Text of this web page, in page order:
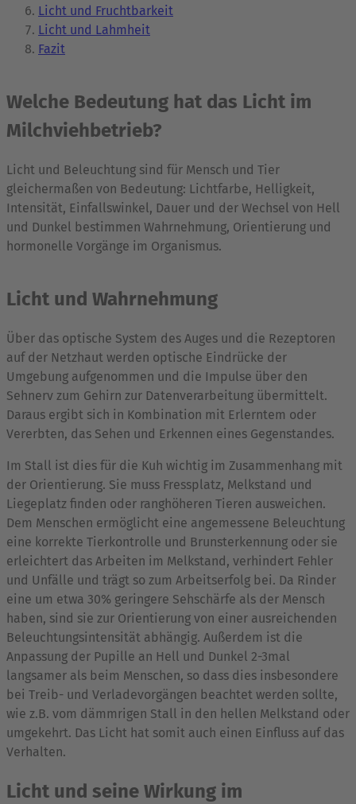
Licht und Fruchtbarkeit
Licht und Lahmheit
Fazit
Welche Bedeutung hat das Licht im
Milchviehbetrieb?
Licht und Beleuchtung sind für Mensch und Tier
gleichermaßen von Bedeutung: Lichtfarbe, Helligkeit,
Intensität, Einfallswinkel, Dauer und der Wechsel von Hell
und Dunkel bestimmen Wahrnehmung, Orientierung und
hormonelle Vorgänge im Organismus.
Licht und Wahrnehmung
Über das optische System des Auges und die Rezeptoren
auf der Netzhaut werden optische Eindrücke der
Umgebung aufgenommen und die Impulse über den
Sehnerv zum Gehirn zur Datenverarbeitung übermittelt.
Daraus ergibt sich in Kombination mit Erlerntem oder
Vererbten, das Sehen und Erkennen eines Gegenstandes.
Im Stall ist dies für die Kuh wichtig im Zusammenhang mit
der Orientierung. Sie muss Fressplatz, Melkstand und
Liegeplatz finden oder ranghöheren Tieren ausweichen.
Dem Menschen ermöglicht eine angemessene Beleuchtung
eine korrekte Tierkontrolle und Brunsterkennung oder sie
erleichtert das Arbeiten im Melkstand, verhindert Fehler
und Unfälle und trägt so zum Arbeitserfolg bei. Da Rinder
eine um etwa 30% geringere Sehschärfe als der Mensch
haben, sind sie zur Orientierung von einer ausreichenden
Beleuchtungsintensität abhängig. Außerdem ist die
Anpassung der Pupille an Hell und Dunkel 2-3mal
langsamer als beim Menschen, so dass dies insbesondere
bei Treib- und Verladevorgängen beachtet werden sollte,
wie z.B. vom dämmrigen Stall in den hellen Melkstand oder
umgekehrt. Das Licht hat somit auch einen Einfluss auf das
Verhalten.
Licht und seine Wirkung im